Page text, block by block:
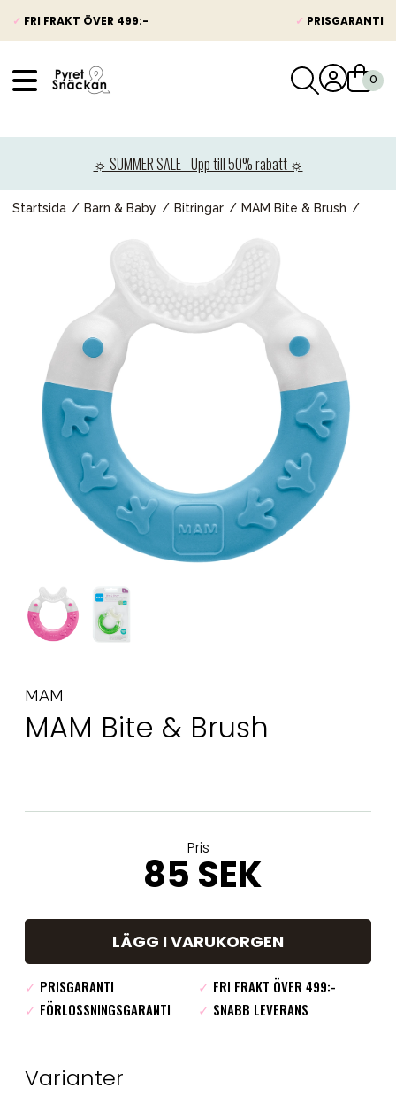
✓ FRI FRAKT ÖVER 499:- ✓ PRISGARANTI
☼ SUMMER SALE - Upp till 50% rabatt ☼
Startsida Barn & Baby Bitringar MAM Bite & Brush
MAM
MAM Bite & Brush
Pris
85 SEK
LÄGG I VARUKORGEN
✓ PRISGARANTI ✓ FRI FRAKT ÖVER 499:-
✓ FÖRLOSSNINGSGARANTI ✓ SNABB LEVERANS
Varianter
Barnvagnar
Bilbarnstolar
Babypaket
Barn & Baby
Leksaker
Förälder
Möbler & bädd
Presenttips
Våra favoriter
Varumärken
Kontakta oss